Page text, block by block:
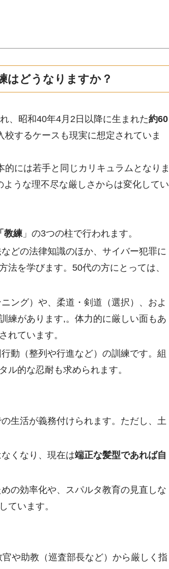
はどうなりますか？
、昭和40年4月2日以降に生まれた約60
するケースも現実に想定されていま
には若手と同じカリキュラムとなりま
うな理不尽な厳しさからは変化してい
教練 」の3つの柱で行われます。
どの法律知識のほか、サイバー犯罪に
法を学びます。50代の方にとっては、
ング）や、柔道・剣道（選択）、およ
練があります,。体力的に厳しい面もあ
れています。
動（整列や行進など）の訓練です。組
ル的な忍耐も求められます。
生活が義務付けられます。ただし、土
くなり、現在は端正な髪型であれば自
の効率化や、スパルタ教育の見直しな
ています。
や助教（巡査部長など）から厳しく指